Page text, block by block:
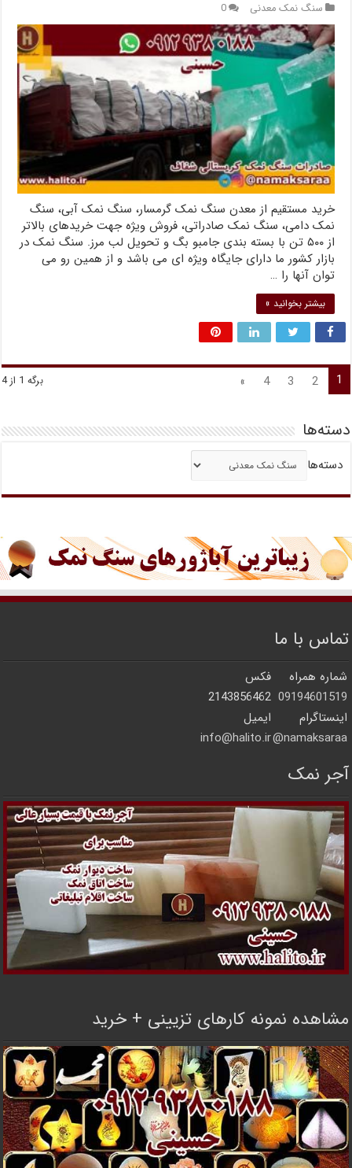
سنگ نمک معدنی 0
خرید مستقیم از معدن سنگ نمک گرمسار، سنگ نمک آبی، سنگ
نمک دامی، سنگ نمک صادراتی، فروش ویژه جهت خریدهای بالاتر
از ۵۰۰ تن با بسته بندی جامبو بگ و تحویل لب مرز. سنگ نمک در
بازار کشور ما دارای جایگاه ویژه ای می باشد و از همین رو می
توان آنها را …
بیشتر بخوانید »
برگه 1 از 4 1
2
3
4
»
دسته‌ها
دسته‌ها
تماس با ما
شماره همراه
فکس
09194601519
2143856462
اینستاگرام
ایمیل
namaksaraa@
info@halito.ir
آجر نمک
مشاهده نمونه کارهای تزیینی + خرید